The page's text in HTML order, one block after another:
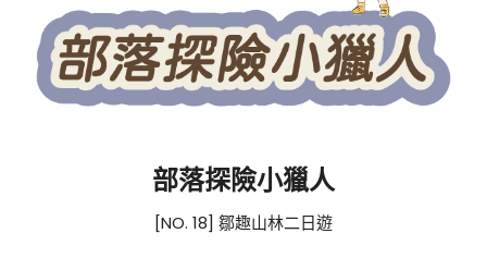
部落探險小獵人
[NO. 18] 鄒趣山林二日遊